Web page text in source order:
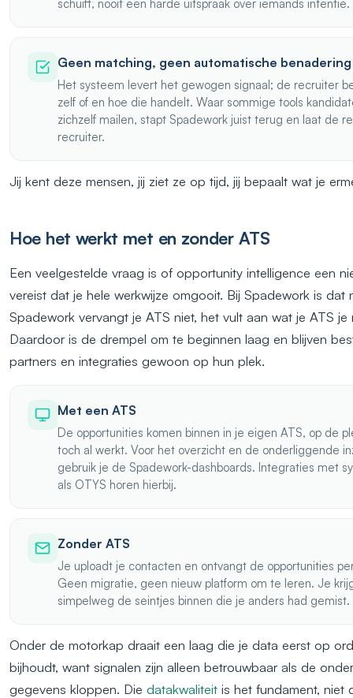
schuift, nooit een harde uitspraak over iemands intentie.
Geen matching, geen automatische benadering
Het systeem levert het gewogen signaal; de recruiter
zelf of en hoe die handelt. Waar sommige tools
zichzelf mailen, stapt Spadework juist terug en laat de
recruiter.
Jij kent deze mensen, jij ziet ze op tijd, jij bepaalt wat je
Hoe het werkt met en zonder ATS
Een veelgestelde vraag is of opportunity intelligence een
vereist dat je hele werkwijze omgooit. Bij Spadework is dat
Spadework vervangt je ATS niet, het vult aan wat je ATS je
Daardoor is de drempel om te beginnen laag en blijven
partners en integraties gewoon op hun plek.
Met een ATS
De opportunities komen binnen in je eigen ATS, op de
toch al werkt. Voor het overzicht en de onderliggende
gebruik je de Spadework-dashboards. Integraties met
als OTYS horen hierbij.
Zonder ATS
Je uploadt je contacten en ontvangt de opportunities
Geen migratie, geen nieuw platform om te leren. Je
simpelweg de seintjes binnen die je anders had gemist.
Onder de motorkap draait een laag die je data eerst op
bijhoudt, want signalen zijn alleen betrouwbaar als de
gegevens kloppen. Die datakwaliteit is het fundament, niet